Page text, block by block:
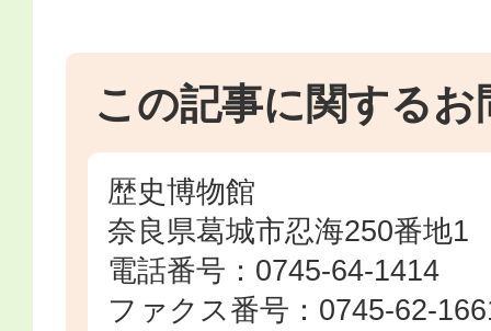
この記事に関するお
歴史博物館
奈良県葛城市忍海250番地1
電話番号：0745-64-1414
ファクス番号：0745-62-